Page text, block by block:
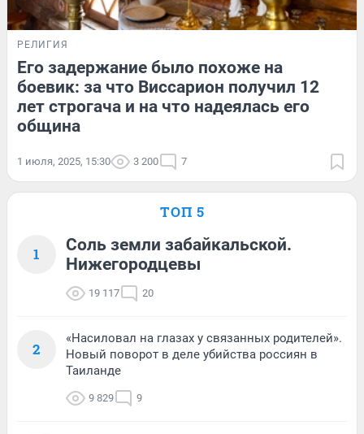
РЕЛИГИЯ
Его задержание было похоже на
боевик: за что Виссарион получил 12
лет строгача и на что надеялась его
община
1 июля, 2025, 15:30 3 200 7
ТОП 5
1
Соль земли забайкальской.
Нижегородцевы
19 117 20
2
«Насиловал на глазах у связанных родителей».
Новый поворот в деле убийства россиян в
Таиланде
9 829 9